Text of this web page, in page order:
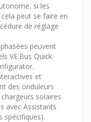
si les
peut se faire en
de réglage
peuvent
VE.Bus Quick
et
des onduleurs
solaires
avec Assistants
spécifiques).